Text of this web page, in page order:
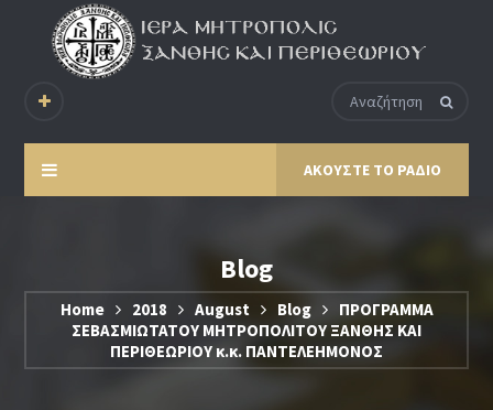
ΑΚΟΥΣΤΕ ΤΟ ΡΑΔΙΟ
Blog
Home 2018 August Blog
ΠΡΟΓΡΑΜΜΑ
ΣΕΒΑΣΜΙΩΤΑΤΟΥ ΜΗΤΡΟΠΟΛΙΤΟΥ ΞΑΝΘΗΣ ΚΑΙ
ΠΕΡΙΘΕΩΡΙΟΥ κ.κ. ΠΑΝΤΕΛΕΗΜΟΝΟΣ